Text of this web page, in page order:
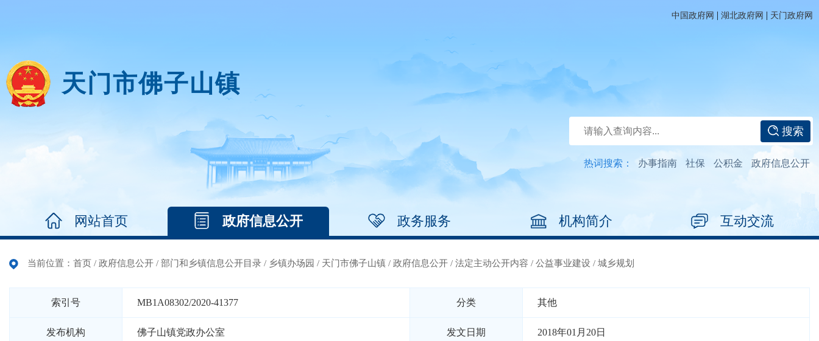
中国政府网 | 湖北政府网 | 天门政府网
天门市佛子山镇
搜索
热词搜索： 办事指南 社保 公积金 政府信息公开
网站首页 政府信息公开 政务服务 机构简介 互动交流
当前位置： 首页 / 政府信息公开 / 部门和乡镇信息公开目录 / 乡镇办场园 / 天门市佛子山镇 / 政府信息公开 / 法定主动公开内容 / 公益事业建设 / 城乡规划
索引号 MB1A08302/2020-41377 分类 其他
发布机构 佛子山镇党政办公室 发文日期 2018年01月20日